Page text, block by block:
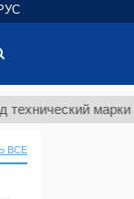
марки "А" (т.)
ВСЕ